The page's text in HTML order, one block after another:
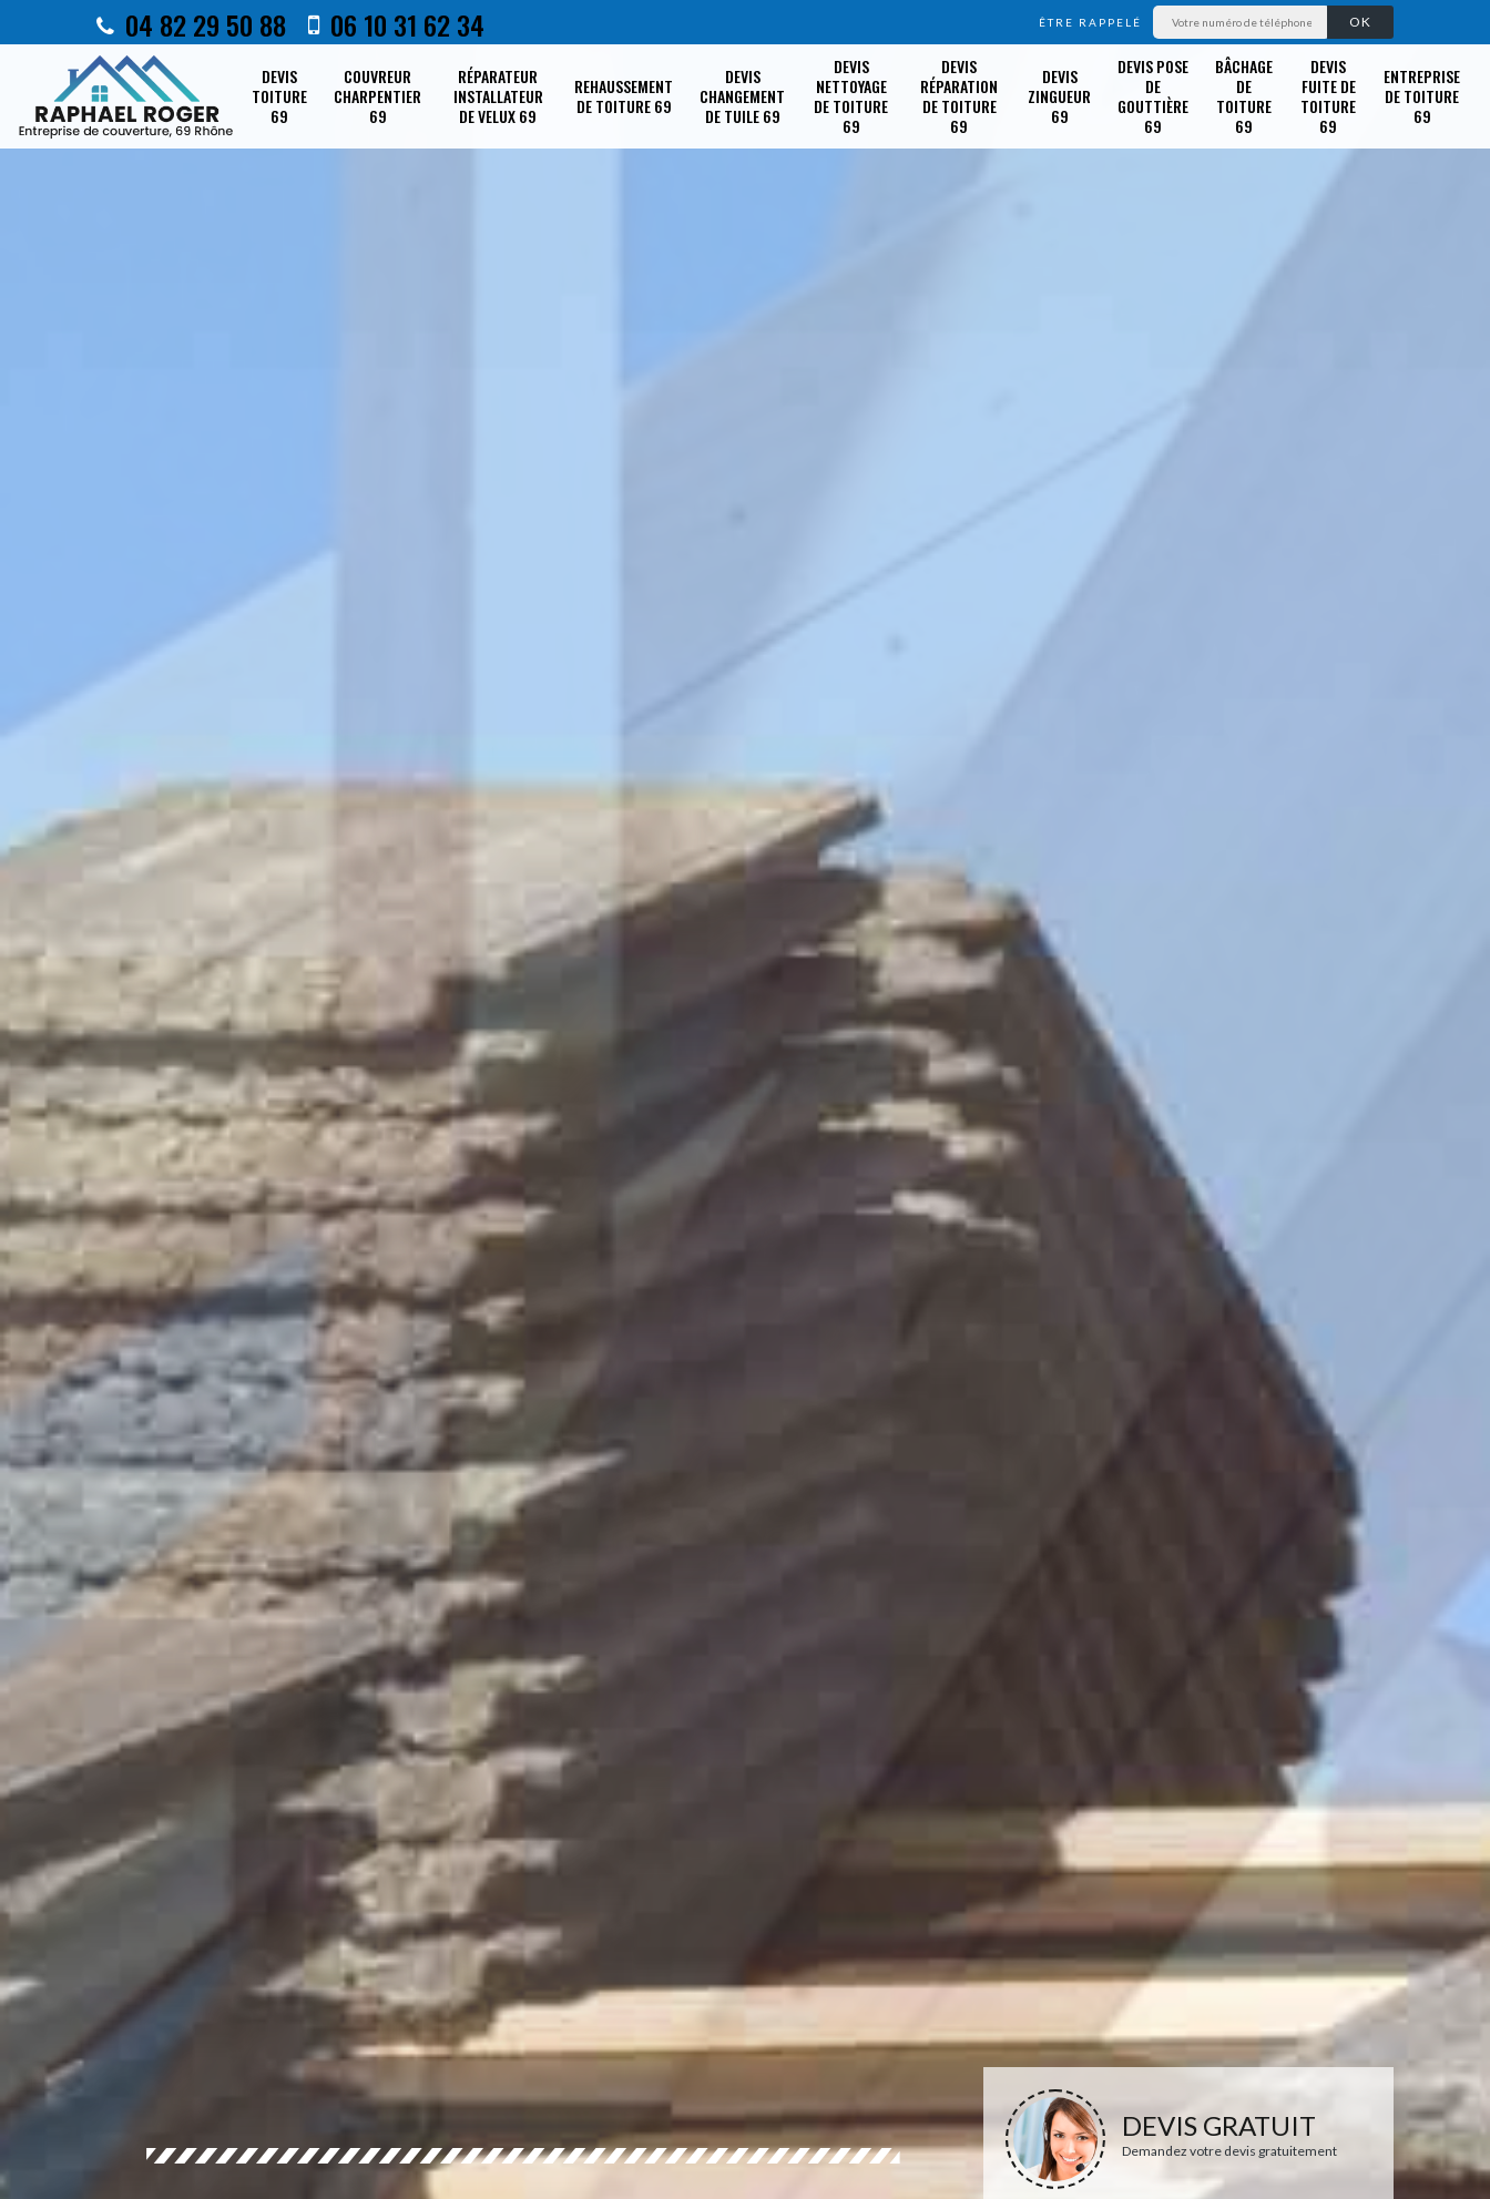
04 82 29 50 88 06 10 31 62 34 ÊTRE RAPPELÉ
DEVIS
TOITURE
69
COUVREUR
CHARPENTIER
69
RÉPARATEUR
INSTALLATEUR
DE VELUX 69
REHAUSSEMENT
DE TOITURE 69
DEVIS
CHANGEMENT
DE TUILE 69
DEVIS
NETTOYAGE
DE TOITURE
69
DEVIS
RÉPARATION
DE TOITURE
69
DEVIS
ZINGUEUR
69
DEVIS POSE
DE
GOUTTIÈRE
69
BÂCHAGE
DE
TOITURE
69
DEVIS
FUITE DE
TOITURE
69
ENTREPRISE
DE TOITURE
69
DEVIS GRATUIT
Demandez votre devis gratuitement